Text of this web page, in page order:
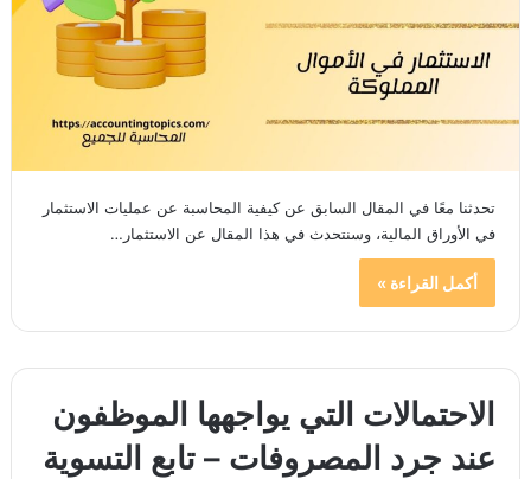
تحدثنا معًا في المقال السابق عن كيفية المحاسبة عن عمليات الاستثمار
في الأوراق المالية، وسنتحدث في هذا المقال عن الاستثمار…
أكمل القراءة »
الاحتمالات التي يواجهها الموظفون
عند جرد المصروفات – تابع التسوية